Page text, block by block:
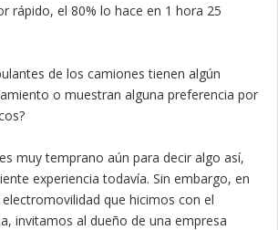
rápido, el 80% lo hace en 1 hora 25
de los camiones tienen algún
o muestran alguna preferencia por
muy temprano aún para decir algo así,
experiencia todavía. Sin embargo, en
que hicimos con el
invitamos al dueño de una empresa